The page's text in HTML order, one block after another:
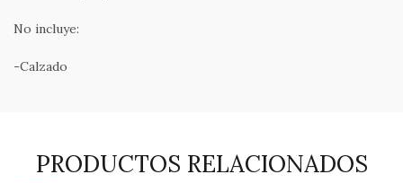
No incluye:
-Calzado
PRODUCTOS RELACIONADOS